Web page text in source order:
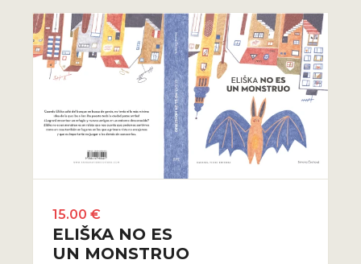
15.00 €
ELIŠKA NO ES
UN MONSTRUO